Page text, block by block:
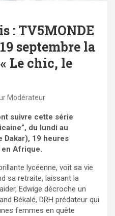
: TV5MONDE
septembre la
Le chic, le
Modérateur
suivre cette série
du lundi au
Dakar), 19 heures
en Afrique.
lycéenne, voit sa vie
sa retraite, laissant la
Edwige décroche un
Békalé, DRH prédateur qui
femmes en quête